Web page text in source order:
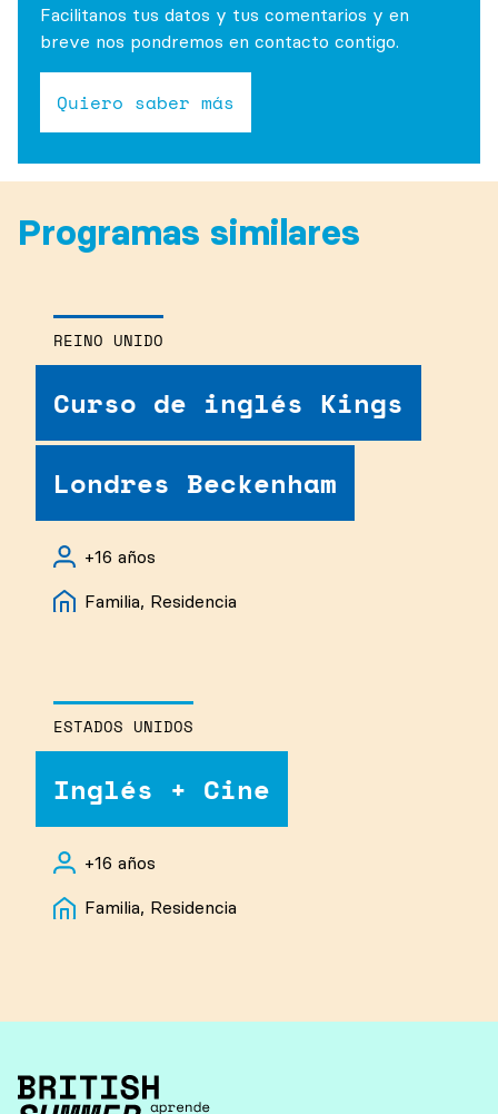
Facilitanos tus datos y tus comentarios y en
breve nos pondremos en contacto contigo.
Quiero saber más
Programas similares
REINO UNIDO
Curso de inglés Kings
Londres Beckenham
+16 años
Familia, Residencia
ESTADOS UNIDOS
Inglés + Cine
+16 años
Familia, Residencia